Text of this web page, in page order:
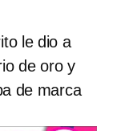
le dio a
de oro y
de marca